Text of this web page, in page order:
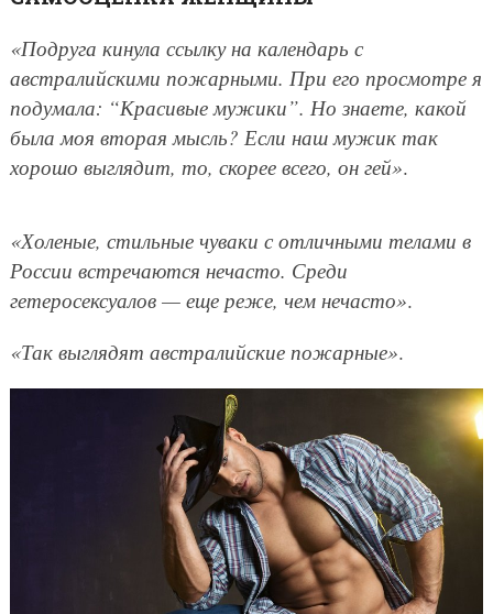
«Подруга кинула ссылку на календарь с
австралийскими пожарными. При его просмотре я
подумала: “Красивые мужики”. Но знаете, какой
была моя вторая мысль? Если наш мужик так
хорошо выглядит, то, скорее всего, он гей».
«Холеные, стильные чуваки с отличными телами в
России встречаются нечасто. Среди
гетеросексуалов — еще реже, чем нечасто».
«Так выглядят австралийские пожарные».